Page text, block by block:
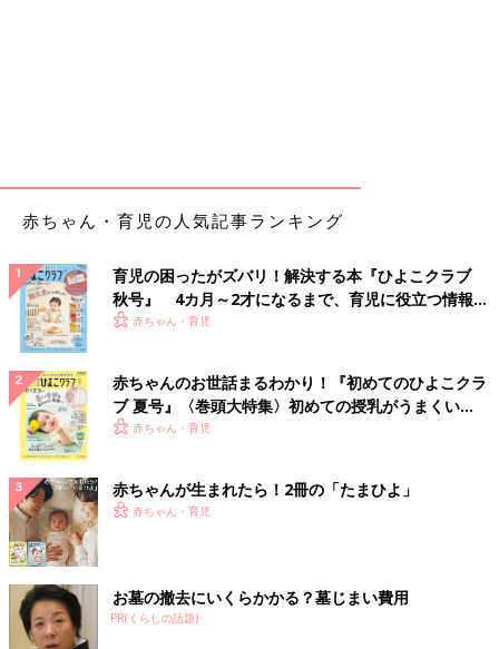
こうちゃんがお外へ出れるようになってからは毎日のお散歩が日
課に♪
みんなでお日様を浴びてポカポカお散歩はいいですよね～。
でも、２人育児って幸せでもあり、大変でもあるな～なんて思っ
ていた頃。
そろそろお家に着くあたりの信号待ちしていたら１人の小学生の
男の子が！
赤ちゃん・育児の人気記事ランキング
育児の困ったがズバリ！解決する本『ひよこクラブ
秋号』 4カ月～2才になるまで、育児に役立つ情報が
いっぱい！
赤ちゃん・育児
赤ちゃんのお世話まるわかり！『初めてのひよこクラ
ブ 夏号』〈巻頭大特集〉初めての授乳がうまくい
く！ おっぱい・ミルクの基本と夏のトラブル 解決テ
赤ちゃん・育児
赤ちゃんが生まれたら！2冊の「たまひよ」
赤ちゃん・育児
お墓の撤去にいくらかかる？墓じまい費用
PR(くらしの話題)